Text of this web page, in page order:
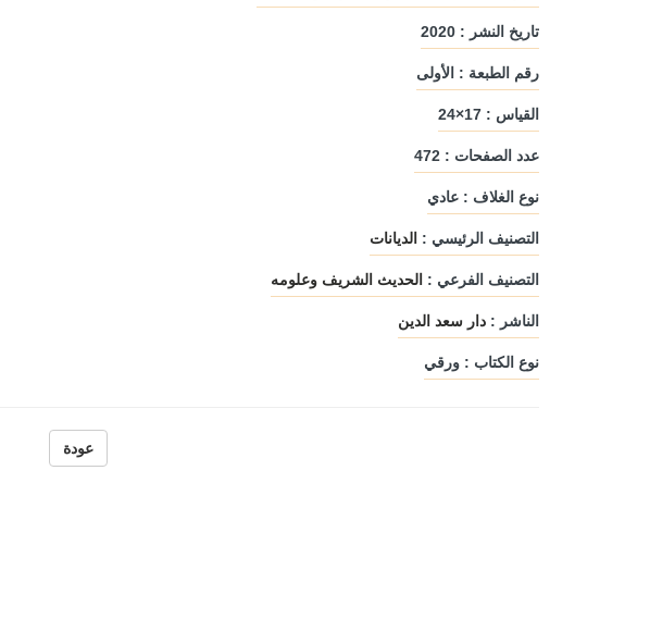
تاريخ النشر : 2020
رقم الطبعة : الأولى
القياس : 17×24
عدد الصفحات : 472
نوع الغلاف : عادي
التصنيف الرئيسي : الديانات
التصنيف الفرعي : الحديث الشريف وعلومه
الناشر : دار سعد الدين
نوع الكتاب : ورقي
عودة